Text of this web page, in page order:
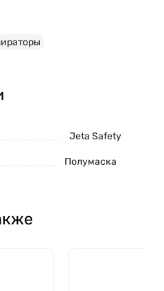
Jeta Safety
Полумаска